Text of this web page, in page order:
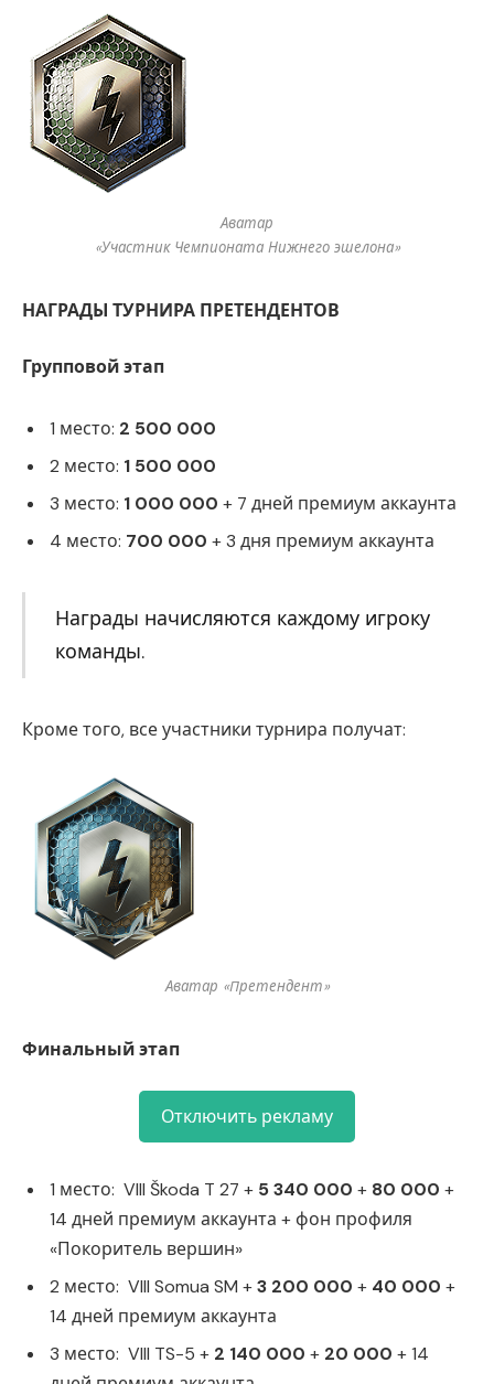
Аватар
«Участник Чемпионата Нижнего эшелона»
НАГРАДЫ ТУРНИРА ПРЕТЕНДЕНТОВ
Групповой этап
1 место: 2 500 000
2 место: 1 500 000
3 место: 1 000 000 + 7 дней премиум аккаунта
4 место: 700 000 + 3 дня премиум аккаунта
Награды начисляются каждому игроку
команды.
Кроме того, все участники турнира получат:
Аватар «Претендент»
Финальный этап
Отключить рекламу
1 место: VIII Škoda T 27 + 5 340 000 + 80 000 +
14 дней премиум аккаунта + фон профиля
«Покоритель вершин»
2 место: VIII Somua SM +3 200 000 + 40 000 +
14 дней премиум аккаунта
3 место: VIII TS-5 + 2 140 000 + 20 000 + 14